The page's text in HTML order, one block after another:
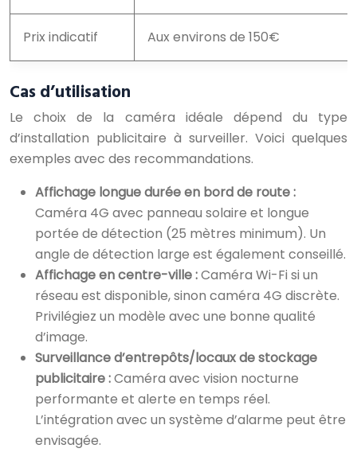
Prix indicatif Aux environs de 150€
Cas d’utilisation
Le choix de la caméra idéale dépend du type
d’installation publicitaire à surveiller. Voici quelques
exemples avec des recommandations.
Affichage longue durée en bord de route :
Caméra 4G avec panneau solaire et longue
portée de détection (25 mètres minimum). Un
angle de détection large est également conseillé.
Affichage en centre-ville :Caméra Wi-Fi si un
réseau est disponible, sinon caméra 4G discrète.
Privilégiez un modèle avec une bonne qualité
d’image.
Surveillance d’entrepôts/locaux de stockage
publicitaire :Caméra avec vision nocturne
performante et alerte en temps réel.
L’intégration avec un système d’alarme peut être
envisagée.